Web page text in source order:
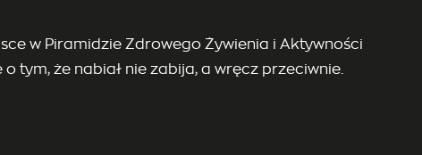
w Piramidzie Zdrowego Żywienia i Aktywności
tym, że nabiał nie zabija, a wręcz przeciwnie.